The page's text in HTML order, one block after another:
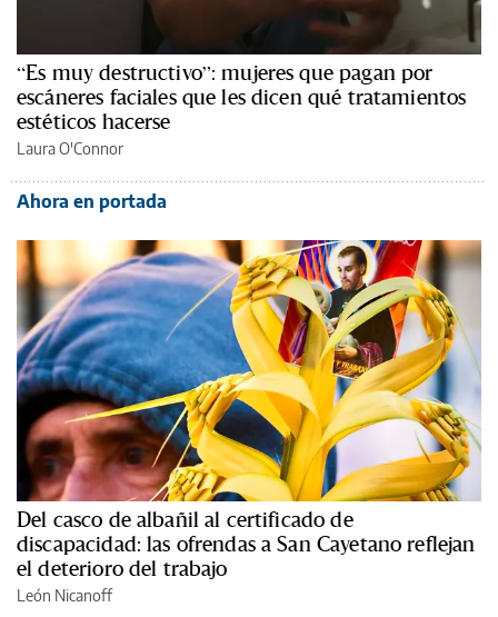
“Es muy destructivo”: mujeres que pagan por
escáneres faciales que les dicen qué tratamientos
estéticos hacerse
Laura O'Connor
Ahora en portada
Del casco de albañil al certificado de
discapacidad: las ofrendas a San Cayetano reflejan
el deterioro del trabajo
León Nicanoff